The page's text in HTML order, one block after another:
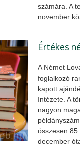
számára. A
november
Értékes
A Német
foglalkozó
kapott
Intézete. A
nagyon
összesen
december